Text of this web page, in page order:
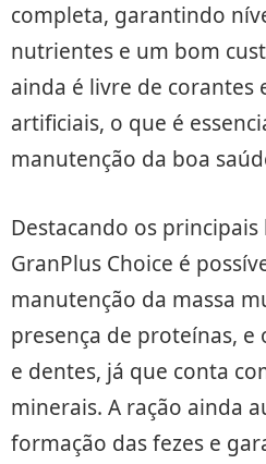
completa, garantindo
nutrientes e um bom
ainda é livre de corantes
artificiais, o que é
manutenção da boa
Destacando os
GranPlus Choice é
manutenção da massa
presença de proteínas, e
e dentes, já que conta
minerais. A ração ainda
formação das fezes e